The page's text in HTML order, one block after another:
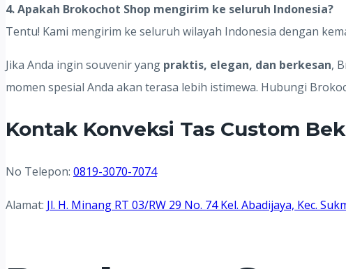
4. Apakah Brokochot Shop mengirim ke seluruh Indonesia?
Tentu! Kami mengirim ke seluruh wilayah Indonesia dengan
Jika Anda ingin souvenir yang praktis, elegan, dan berkesan,
momen spesial Anda akan terasa lebih istimewa. Hubungi
Kontak Konveksi Tas Custom
No Telepon: 0819-3070-7074
Alamat: Jl. H. Minang RT 03/RW 29 No. 74 Kel. Abadijaya, Kec.